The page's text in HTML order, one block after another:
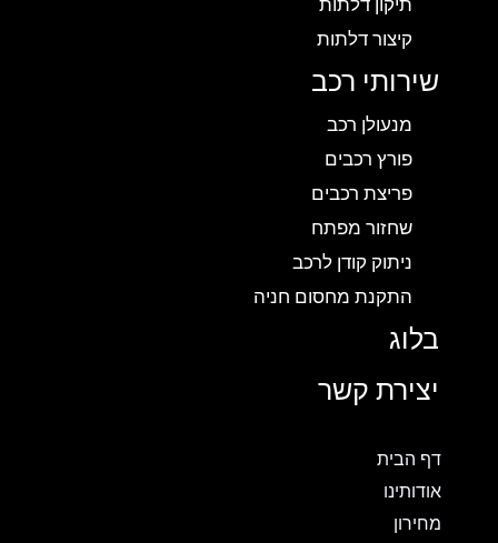
קיצור דלתות
שירותי רכב
מנעולן רכב
פורץ רכבים
פריצת רכבים
שחזור מפתח
ניתוק קודן לרכב
התקנת מחסום חניה
בלוג
יצירת קשר
דף הבית
אודותינו
מחירון